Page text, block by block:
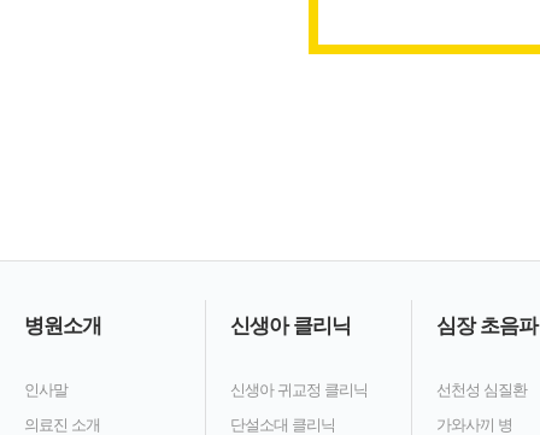
병원소개
인사말
의료진 소개
신생아 클리닉
신생아 귀교정 클리닉
단설소대 클리닉
심장 초음파
선천성 심질환
가와사끼 병